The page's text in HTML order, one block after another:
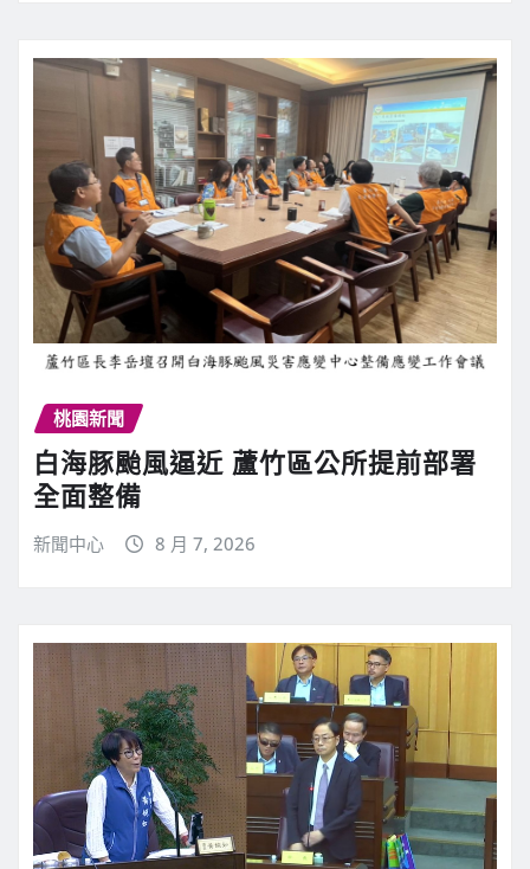
桃園新聞
白海豚颱風逼近 蘆竹區公所提前部署
全面整備
新聞中心 8 月 7, 2026